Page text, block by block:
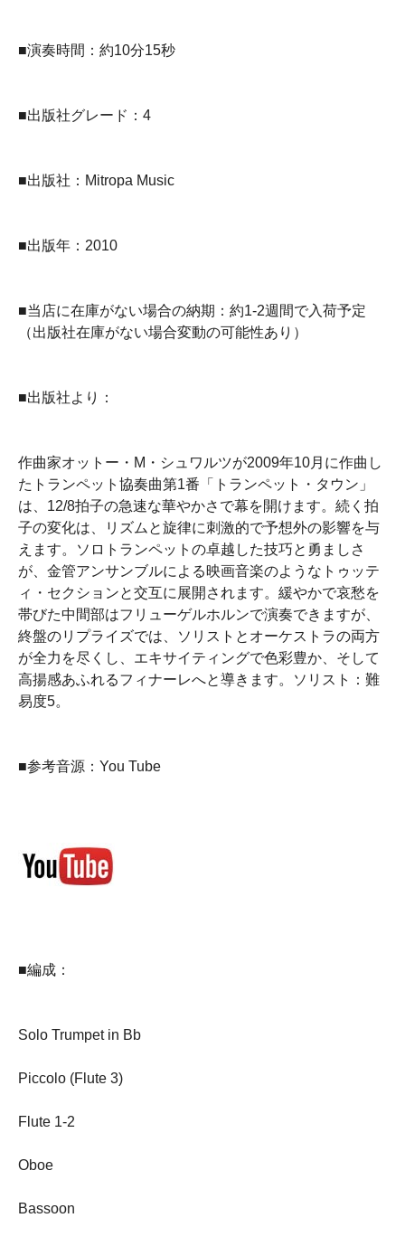
■演奏時間：約10分15秒
■出版社グレード：4
■出版社：Mitropa Music
■出版年：2010
■当店に在庫がない場合の納期：約1-2週間で入荷予定
（出版社在庫がない場合変動の可能性あり）
■出版社より：
作曲家オットー・M・シュワルツが2009年10月に作曲し
たトランペット協奏曲第1番「トランペット・タウン」
は、12/8拍子の急速な華やかさで幕を開けます。続く拍
子の変化は、リズムと旋律に刺激的で予想外の影響を与
えます。ソロトランペットの卓越した技巧と勇ましさ
が、金管アンサンブルによる映画音楽のようなトゥッテ
ィ・セクションと交互に展開されます。緩やかで哀愁を
帯びた中間部はフリューゲルホルンで演奏できますが、
終盤のリプライズでは、ソリストとオーケストラの両方
が全力を尽くし、エキサイティングで色彩豊か、そして
高揚感あふれるフィナーレへと導きます。ソリスト：難
易度5。
■参考音源：You Tube
■編成：
Solo Trumpet in Bb
Piccolo (Flute 3)
Flute 1-2
Oboe
Bassoon